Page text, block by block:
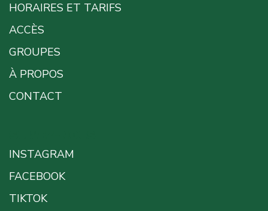
HORAIRES ET TARIFS
ACCÈS
GROUPES
À PROPOS
CONTACT
INSTAGRAM
FACEBOOK
TIKTOK